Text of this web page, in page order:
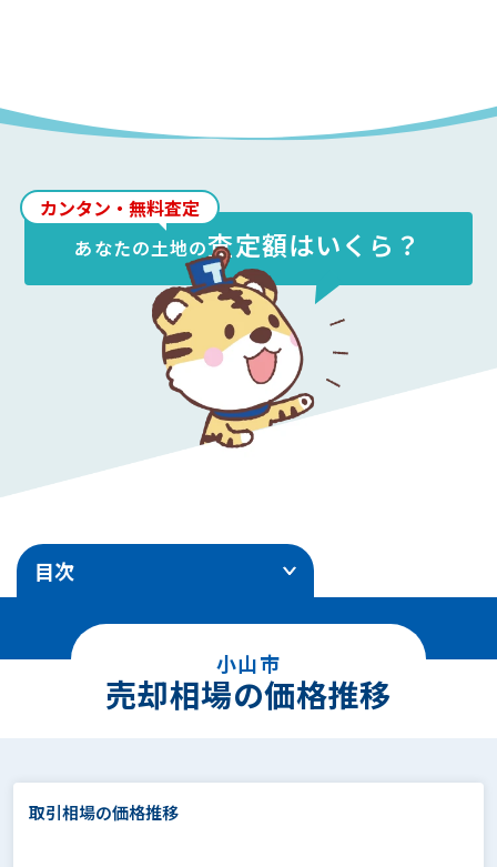
カンタン・無料査定
あなたの土地の査定額はいくら？
目次
売却相場の価格推移
エリア別地価ランキング
5.駅徒歩別の相場価格
小山市
売却相場の価格推移
取引相場の価格推移